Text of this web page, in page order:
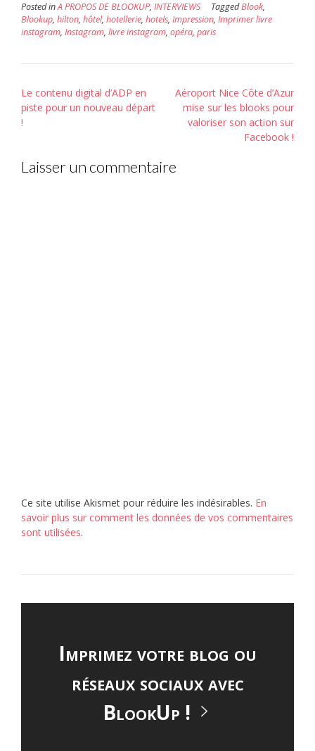
fenêtre)
Posted inA PROPOS DE BLOOKUP, INTERVIEWS TaggedBlook,
Blookup, hilton, hôtel, hotellerie, hotels, Impression, Imprimer livre
instagram, Instagram, livre instagram, opéra, paris
Post
navigation
Le contenu digital d’ADP en
piste pour un nouveau départ
!
Aéroport Nice Côte d’Azur
mise sur les blooks pour
valoriser son action sur
Facebook !
Laisser un commentaire
Ce site utilise Akismet pour réduire les indésirables. En
savoir plus sur comment les données de vos commentaires
sont utilisées.
Imprimez votre blog ou
réseaux sociaux avec
BlookUp !